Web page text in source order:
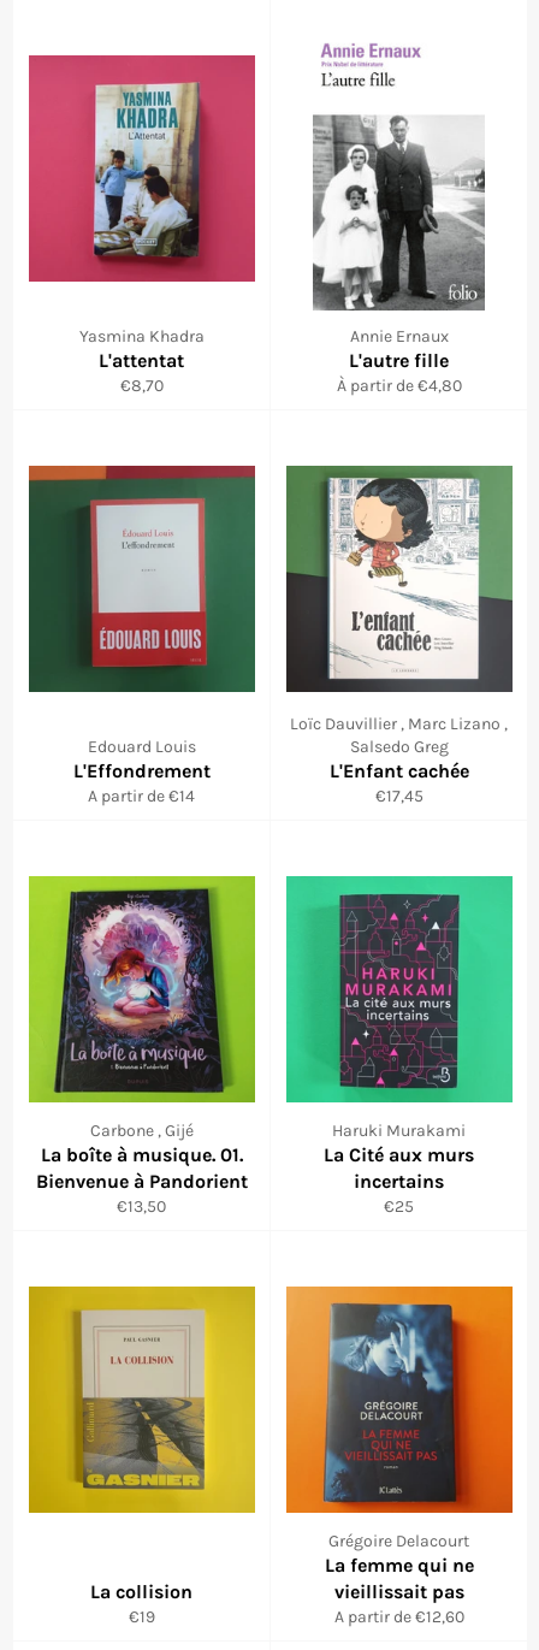
Yasmina Khadra
L'attentat
Prix
€8,70
Annie Ernaux
L'autre fille
À partir de €4,80
Edouard Louis
L'Effondrement
A partir de €14
Loïc Dauvillier , Marc Lizano ,
Salsedo Greg
L'Enfant cachée
Prix
€17,45
Carbone , Gijé
La boîte à musique. 01.
Bienvenue à Pandorient
Prix
€13,50
Haruki Murakami
La Cité aux murs
incertains
Prix
€25
La collision
Prix
€19
Grégoire Delacourt
La femme qui ne
vieillissait pas
A partir de €12,60